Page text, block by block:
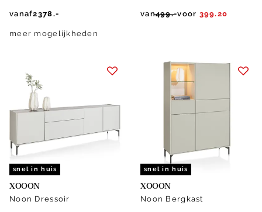
vanaf2378.-
meer mogelijkheden
van499.-voor 399.20
snel in huis
XOOON
Noon Dressoir
snel in huis
XOOON
Noon Bergkast